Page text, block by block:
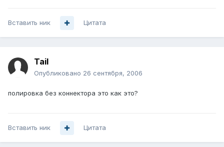
Вставить ник Цитата
Tail
Опубликовано 26 сентября, 2006
полировка без коннектора это как это?
Вставить ник Цитата